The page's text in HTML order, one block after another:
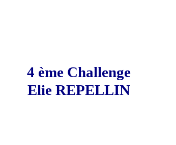
4 ème Challenge
Elie REPELLIN